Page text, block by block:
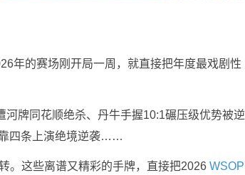
年的赛场刚开局一周，就直接把年度最戏剧性
牌同花顺绝杀、丹牛手握10:1碾压级优势被逆
四条上演绝境逆袭……
。这些离谱又精彩的手牌，直接把2026 WSOP